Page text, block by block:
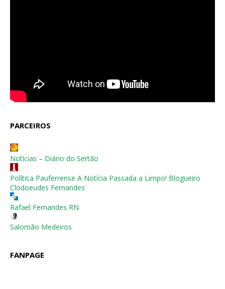
PARCEIROS
Notícias – Diário do Sertão
Política Pauferrense A Notícia Passada a Limpo! Blogueiro
Clodoeudes Fernandes
Rafael Fernandes RN
Salomão Medeiros
FANPAGE